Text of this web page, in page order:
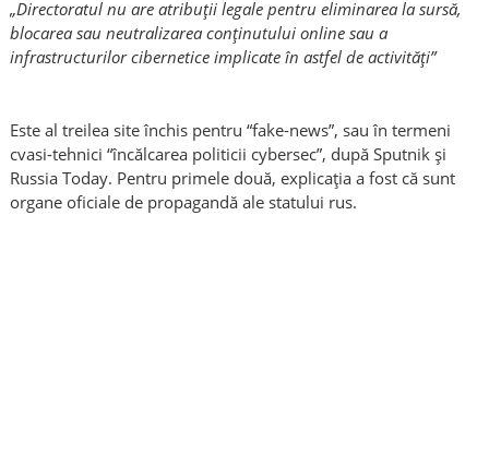
„Directoratul nu are atribuții legale pentru eliminarea la sursă,
blocarea sau neutralizarea conținutului online sau a
infrastructurilor cibernetice implicate în astfel de activități”
Este al treilea site închis pentru “fake-news”, sau în termeni
cvasi-tehnici “încălcarea politicii cybersec”, după Sputnik și
Russia Today. Pentru primele două, explicația a fost că sunt
organe oficiale de propagandă ale statului rus.